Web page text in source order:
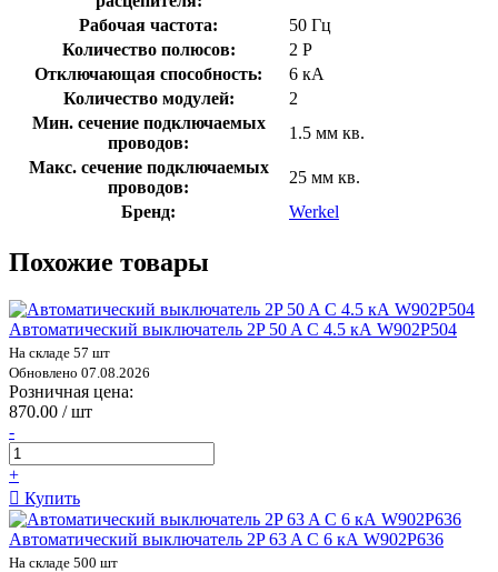
Рабочая частота:
50 Гц
Количество полюсов:
2 P
Отключающая способность:
6 кА
Количество модулей:
2
Мин. сечение подключаемых
проводов:
1.5 мм кв.
Макс. сечение подключаемых
проводов:
25 мм кв.
Бренд:
Werkel
Похожие товары
Автоматический выключатель 2P 50 A C 4.5 кА W902P504
На складе 57 шт
Обновлено 07.08.2026
Розничная цена:
870.00 / шт
-
+
Купить
Автоматический выключатель 2P 63 A C 6 кА W902P636
На складе 500 шт